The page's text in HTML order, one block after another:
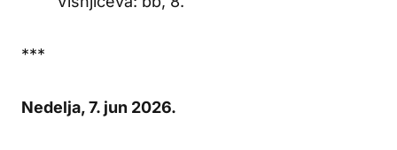
***
Nedelja, 7. jun 2026.